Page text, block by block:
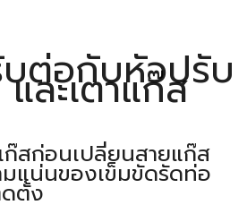
บต่อกับหัวปรับ
ละเตาแก๊ส
สก่อนเปลี่ยนสายแก๊ส
แน่นของเข็มขัดรัดท่อ
ตั้ง